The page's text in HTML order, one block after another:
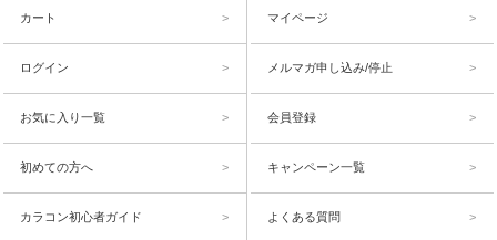
カート マイページ
ログイン メルマガ申し込み/停止
お気に入り一覧 会員登録
初めての方へ キャンペーン一覧
カラコン初心者ガイド よくある質問